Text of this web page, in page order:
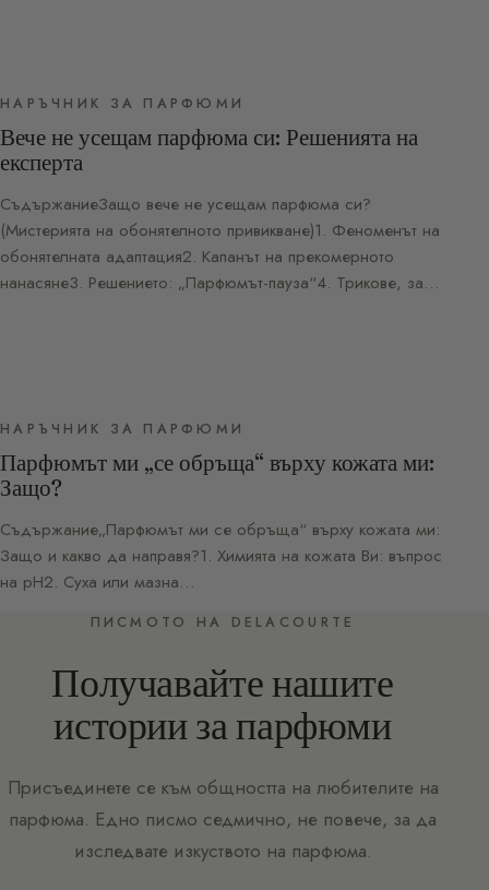
НАРЪЧНИК ЗА ПАРФЮМИ
Вече не усещам парфюма си: Решенията на
експерта
СъдържаниеЗащо вече не усещам парфюма си?
(Мистерията на обонятелното привикване)1. Феноменът на
обонятелната адаптация2. Капанът на прекомерното
нанасяне3. Решението: „Парфюмът-пауза“4. Трикове, за…
НАРЪЧНИК ЗА ПАРФЮМИ
Парфюмът ми „се обръща“ върху кожата ми:
Защо?
Съдържание„Парфюмът ми се обръща“ върху кожата ми:
Защо и какво да направя?1. Химията на кожата Ви: въпрос
на pH2. Суха или мазна…
ПИСМОТО НА DELACOURTE
Получавайте нашите
истории за парфюми
Присъединете се към общността на любителите на
парфюма. Едно писмо седмично, не повече, за да
изследвате изкуството на парфюма.